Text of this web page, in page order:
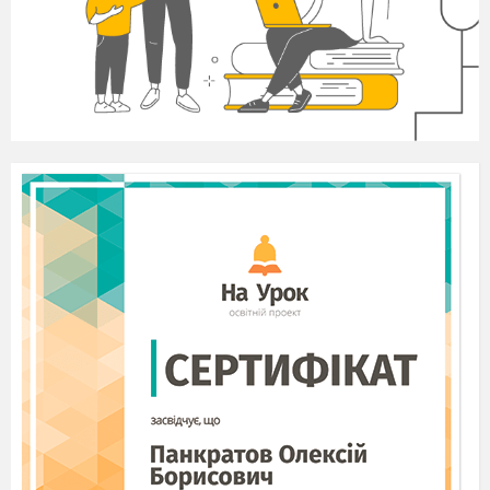
Сироїжка ароматна.
Лисичка
справжня.
10.Польський
Відповідь:
І варіант —
варіант— 4, 5, 6, 7.
Графічний біологічний
диктант.
1. Мікологія - наука про
2. Міцелій - сукупність гіфів, що
утворюють тіло гриба.
Мікориза - спеціальні клітини, які
відокремлюються від материнського організму